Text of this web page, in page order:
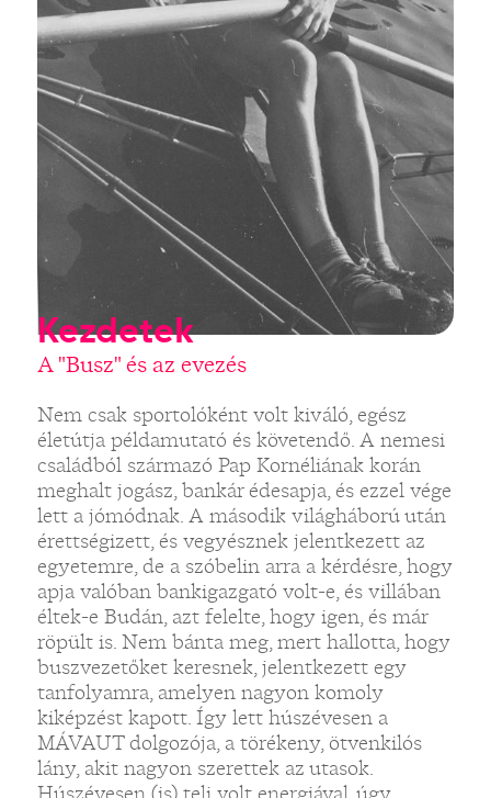
Kezdetek
A "Busz" és az evezés
Nem csak sportolóként volt kiváló, egész
életútja példamutató és követendő. A nemesi
családból származó Pap Kornéliának korán
meghalt jogász, bankár édesapja, és ezzel vége
lett a jómódnak. A második világháború után
érettségizett, és vegyésznek jelentkezett az
egyetemre, de a szóbelin arra a kérdésre, hogy
apja valóban bankigazgató volt-e, és villában
éltek-e Budán, azt felelte, hogy igen, és már
röpült is. Nem bánta meg, mert hallotta, hogy
buszvezetőket keresnek, jelentkezett egy
tanfolyamra, amelyen nagyon komoly
kiképzést kapott. Így lett húszévesen a
MÁVAUT dolgozója, a törékeny, ötvenkilós
lány, akit nagyon szerettek az utasok.